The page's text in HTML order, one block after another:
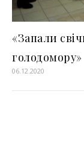
«Запали
голодомору»
06.12.2020